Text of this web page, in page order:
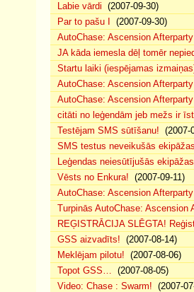
Labie vārdi (2007-09-30)
Par to pašu I
(2007-09-30)
AutoChase: Ascension
JA kāda iemesla dēļ tomēr
Startu laiki (iespējamas
AutoChase: Ascension
AutoChase: Ascension
citāti no leģendām jeb mežs ir
Testējam SMS sūtīšanu! (2007-
SMS testus neveikušās
Leģendas neiesūtījušās ekipāžas
Vēsts no Enkura! (2007-09-11)
AutoChase: Ascension
Turpinās AutoChase: Ascension
REĢISTRĀCIJA SLĒGTA!
GSS aizvadīts! (2007-08-14)
Meklējam pilotu! (2007-08-06)
Topot GSS… (2007-08-05)
Video: Chase : Swarm! (2007-